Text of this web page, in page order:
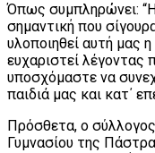
Όπως συμπληρώνει:
σημαντική που
υλοποιηθεί αυτή μας
ευχαριστεί λέγοντας
υποσχόμαστε να
παιδιά μας και κατ΄
Πρόσθετα, ο
Γυμνασίου της